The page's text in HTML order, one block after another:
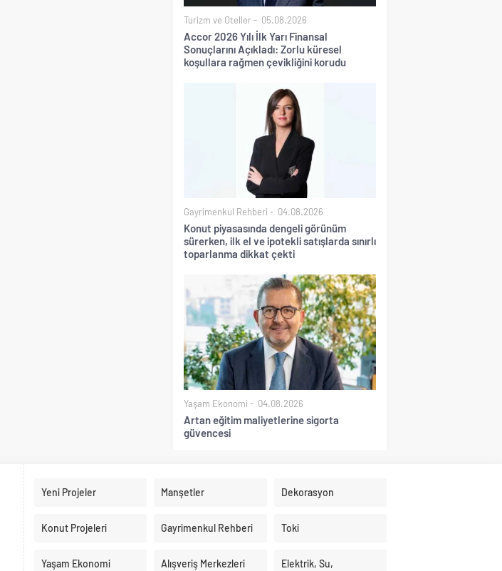
Turizm ve Oteller 05.08.2026
Accor 2026 Yılı İlk Yarı Finansal
Sonuçlarını Açıkladı: Zorlu küresel
koşullara rağmen çevikliğini korudu
Gayrimenkul Rehberi 04.08.2026
Konut piyasasında dengeli görünüm
sürerken, ilk el ve ipotekli satışlarda sınırlı
toparlanma dikkat çekti
Yaşam Ekonomi 04.08.2026
Artan eğitim maliyetlerine sigorta
güvencesi
Yeni Projeler Manşetler Dekorasyon
Konut Projeleri Gayrimenkul Rehberi Toki
Yaşam Ekonomi Alışveriş Merkezleri Elektrik, Su,